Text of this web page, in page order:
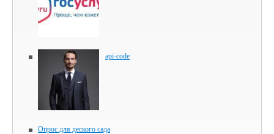
api-code
Опрос для деского сада